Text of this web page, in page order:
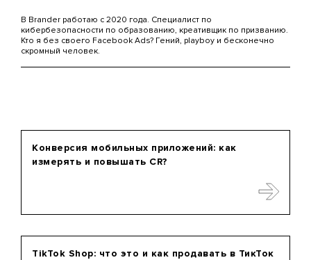
В Brander работаю с 2020 года. Специалист по
кибербезопасности по образованию, креативщик по призванию.
Кто я без своего Facebook Ads? Гений, playboy и бесконечно
скромный человек.
TikTok Shop: что это и как продавать в ТикТок
Конверсия мобильных приложений: как
измерять и повышать CR?